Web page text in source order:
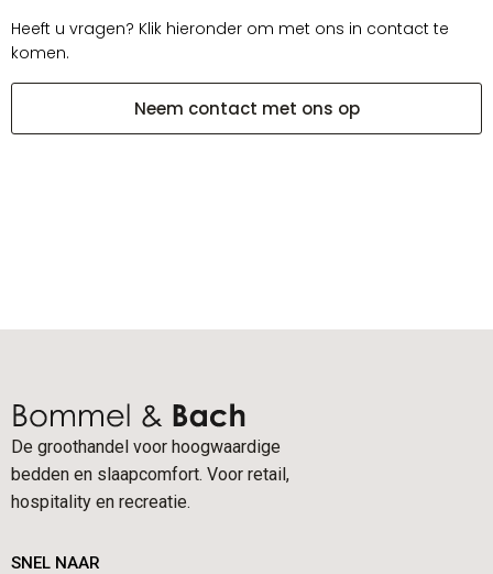
Heeft u vragen? Klik hieronder om met ons in contact te
komen.
Neem contact met ons op
De groothandel voor hoogwaardige
bedden en slaapcomfort. Voor retail,
hospitality en recreatie.
SNEL NAAR